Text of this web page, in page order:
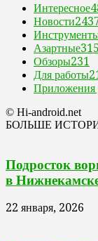
Интересное
Новости
Азартные315
Обзоры231
Для работы
© Hi-android.net
БОЛЬШЕ
Подросток
в
22 января, 2026